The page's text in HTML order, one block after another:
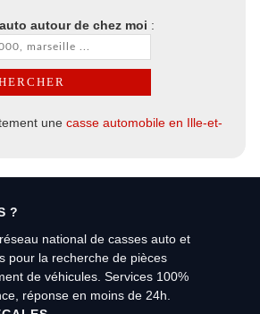
autour de chez moi :
une casse automobile en Ille-et-
?
national de casses auto et
pour la recherche de pièces
de véhicules. Services 100%
réponse en moins de 24h.